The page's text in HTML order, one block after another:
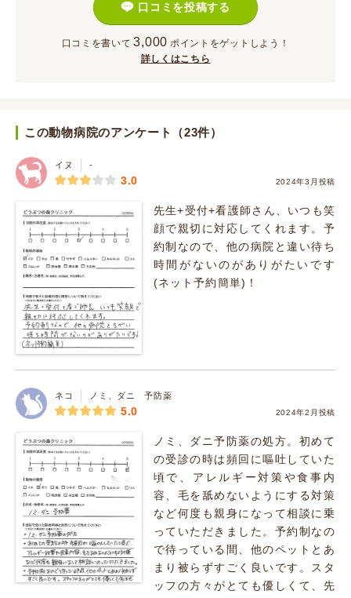
口コミを投稿する
口コミを書いて 3,000 ポイント をゲットしよう！
詳しくはこちら
この動物病院のアンケート（23件）
イヌ -
2024年3月投稿
3.0
先生+受付+看護師さん、いつも笑
顔で親切に対応してくれます。予
約制なので、他の病院と違い待ち
時間がないのがありがたいです
(ネット予約簡単)！
ネコ ノミ、ダニ 予防薬
2024年2月投稿
5.0
ノミ、ダニ予防薬の処方。初めて
の受診の時は頻回に嘔吐していた
頃で、アレルギー対策や食事内
容、毛を舐めないようにする対策
など何度も親身になって相談に乗
っていただきました。予約制なの
で待っている間、他のペットとあ
まり被らずすごく良いです。スタ
ッフの方々がとても優しくて、先